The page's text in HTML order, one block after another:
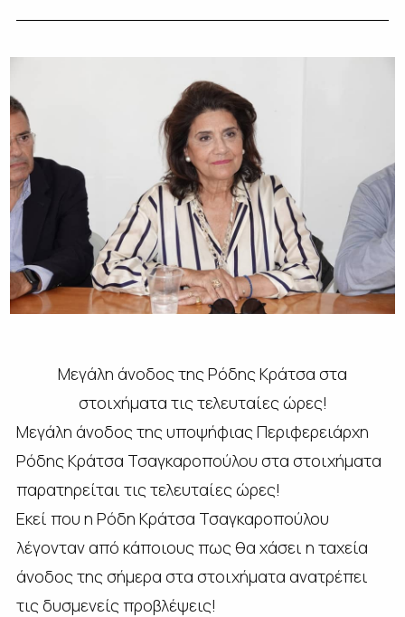
Μεγάλη άνοδος της Ρόδης Κράτσα στα
στοιχήματα τις τελευταίες ώρες!
Μεγάλη άνοδος της υποψήφιας Περιφερειάρχη
Ρόδης Κράτσα Τσαγκαροπούλου στα στοιχήματα
παρατηρείται τις τελευταίες ώρες!
Εκεί που η Ρόδη Κράτσα Τσαγκαροπούλου
λέγονταν από κάποιους πως θα χάσει η ταχεία
άνοδος της σήμερα στα στοιχήματα ανατρέπει
τις δυσμενείς προβλέψεις!